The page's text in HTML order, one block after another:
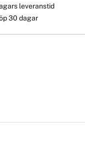
30 dagar